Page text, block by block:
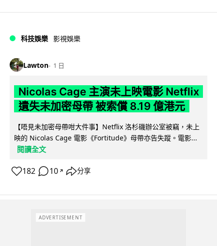
科技娛樂 影視娛樂
Lawton 1 日
Nicolas Cage 主演未上映電影 Netflix
遺失未加密母帶 被索償 8.19 億港元
【唔見未加密母帶咁大件事】Netflix 洛杉磯辦公室被竊，未上
映的 Nicolas Cage 電影《Fortitude》母帶亦告失蹤。電影...
閱讀全文
182 10 ↗ 分享
ADVERTISEMENT